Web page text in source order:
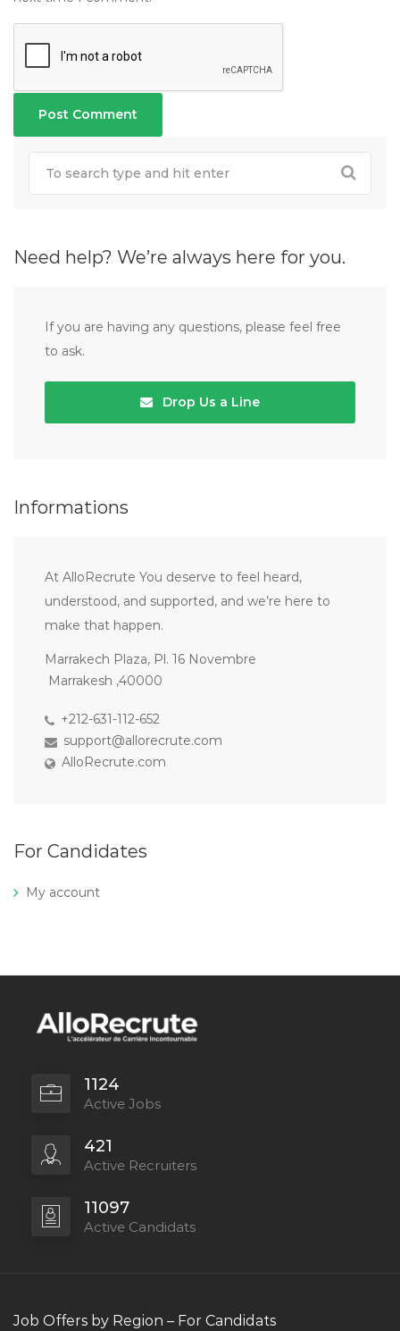
Need help? We’re always here for you.
If you are having any questions, please feel free
to ask.
Drop Us a Line
Informations
At AlloRecrute You deserve to feel heard,
understood, and supported, and we’re here to
make that happen.
Marrakech Plaza, Pl. 16 Novembre
Marrakesh ,40000
+212-631-112-652
support@allorecrute.com
AlloRecrute.com
For Candidates
My account
1124
Active Jobs
421
Active Recruiters
11097
Active Candidats
Job Offers by Region – For Candidats